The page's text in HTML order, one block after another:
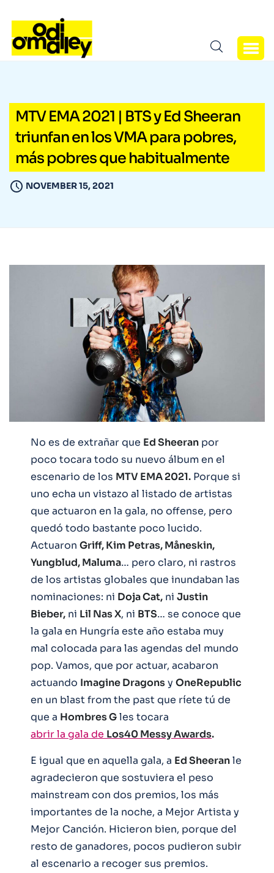
MTV EMA 2021 | BTS y Ed Sheeran
triunfan en los VMA para pobres,
más pobres que habitualmente
NOVEMBER 15, 2021
No es de extrañar que Ed Sheeran por
poco tocara todo su nuevo álbum en el
escenario de los MTV EMA 2021. Porque si
uno echa un vistazo al listado de artistas
que actuaron en la gala, no offense, pero
quedó todo bastante poco lucido.
Actuaron Griff, Kim Petras, Måneskin,
Yungblud, Maluma… pero claro, ni rastros
de los artistas globales que inundaban las
nominaciones: ni Doja Cat, ni Justin
Bieber, ni Lil Nas X, ni BTS… se conoce que
la gala en Hungría este año estaba muy
mal colocada para las agendas del mundo
pop. Vamos, que por actuar, acabaron
actuando Imagine Dragonsy OneRepublic
en un blast from the past que ríete tú de
que a Hombres Gles tocara
abrir la gala de Los40 Messy Awards.
E igual que en aquella gala, a Ed Sheeranle
agradecieron que sostuviera el peso
mainstream con dos premios, los más
importantes de la noche, a Mejor Artista y
Mejor Canción. Hicieron bien, porque del
resto de ganadores, pocos pudieron subir
al escenario a recoger sus premios.